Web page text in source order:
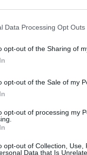
Data Processing Opt Outs
opt-out of the Sharing of
opt-out of the Sale of my
opt-out of processing my
opt-out of Collection,
Data that Is
el libro
sobre Market
y novedades
pasada se presentó
el libro Todo lo que
Relaciones